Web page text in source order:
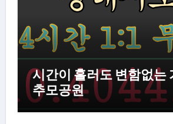
시간이 흘러도 변함없는
추모공원